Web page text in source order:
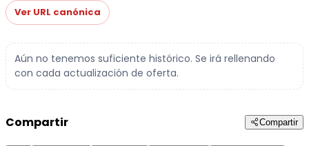
Ver URL canónica
Aún no tenemos suficiente histórico. Se irá rellenando
con cada actualización de oferta.
Compartir Compartir